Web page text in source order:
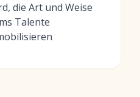
die Art und Weise
Talente